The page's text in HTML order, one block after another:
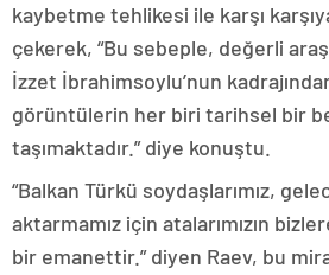
kaybetme tehlikesi ile karşı
çekerek, “Bu sebeple, değerli
İzzet İbrahimsoylu’nun
görüntülerin her biri tarihsel bir
taşımaktadır.” diye konuştu.
“Balkan Türkü soydaşlarımız,
aktarmamız için atalarımızın
bir emanettir.” diyen Raev, bu